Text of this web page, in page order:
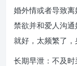
婚外情或者导致
禁欲并和爱人沟
就好，太频繁了，
长期早泄：不及